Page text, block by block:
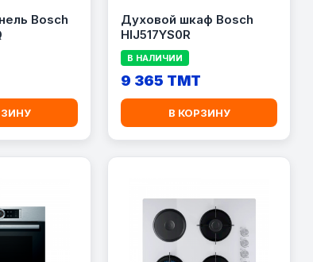
Bosch
Духовой шкаф Bosch
HIJ517YS0R
В НАЛИЧИИ
9 365 TMT
В КОРЗИНУ